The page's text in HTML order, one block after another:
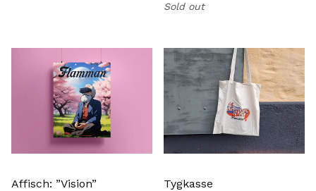
Sold out
Affisch: ”Vision” Tygkasse